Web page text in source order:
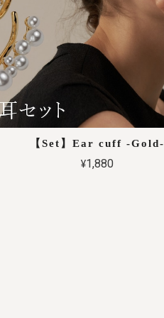
【Set】Ear cuff -Gold-
¥1,880